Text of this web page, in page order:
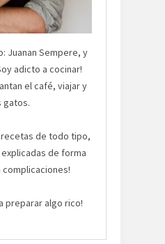
Juanan Sempere, y
adicto a cocinar!
el café, viajar y
gatos.
de todo tipo,
de forma
complicaciones!
preparar algo rico!